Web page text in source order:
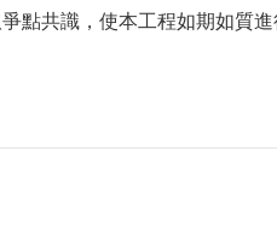
點共識，使本工程如期如質進